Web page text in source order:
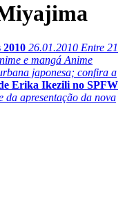
2010 26.01.2010 Entre 21
e mangá Anime
japonesa; confira a
Erika Ikezili no SPFW
da apresentação da nova